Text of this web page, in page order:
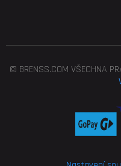
© BRENSS.COM VŠECHNA